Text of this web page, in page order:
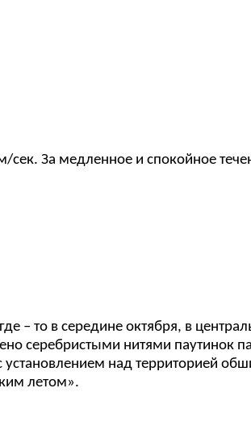
За медленное и спокойное
– то в середине октября, в
серебристыми нитями паутинок
установлением над территорией
летом».